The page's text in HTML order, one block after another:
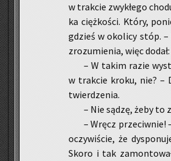
w trak­cie zwy­kłe­go
ka cięż­ko­ści. Który,
gdzieś w oko­li­cy stóp. –
zro­zu­mie­nia, więc
– W takim razie
w trak­cie kroku, nie? –
twier­dze­nia.
– Nie sądzę, żeby to
– Wręcz prze­ciw­nie!
oczy­wi­ście, że
Skoro i tak